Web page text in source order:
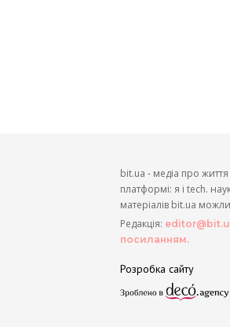
bit.ua - медіа про
платформі: я і tech.
матеріалів bit.ua
Редакція:
посиланням.
Розробка сайту